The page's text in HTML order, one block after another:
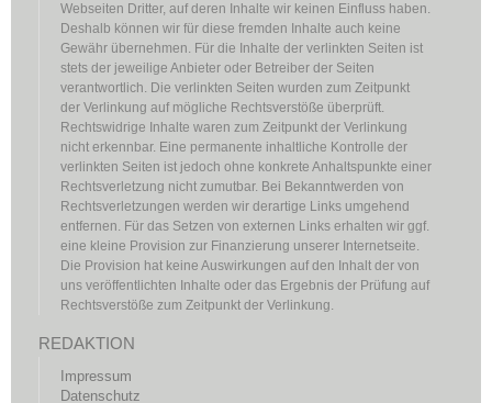
Webseiten Dritter, auf deren Inhalte wir keinen Einfluss haben.
Deshalb können wir für diese fremden Inhalte auch keine
Gewähr übernehmen. Für die Inhalte der verlinkten Seiten ist
stets der jeweilige Anbieter oder Betreiber der Seiten
verantwortlich. Die verlinkten Seiten wurden zum Zeitpunkt
der Verlinkung auf mögliche Rechtsverstöße überprüft.
Rechtswidrige Inhalte waren zum Zeitpunkt der Verlinkung
nicht erkennbar. Eine permanente inhaltliche Kontrolle der
verlinkten Seiten ist jedoch ohne konkrete Anhaltspunkte einer
Rechtsverletzung nicht zumutbar. Bei Bekanntwerden von
Rechtsverletzungen werden wir derartige Links umgehend
entfernen. Für das Setzen von externen Links erhalten wir ggf.
eine kleine Provision zur Finanzierung unserer Internetseite.
Die Provision hat keine Auswirkungen auf den Inhalt der von
uns veröffentlichten Inhalte oder das Ergebnis der Prüfung auf
Rechtsverstöße zum Zeitpunkt der Verlinkung.
REDAKTION
Impressum
Datenschutz